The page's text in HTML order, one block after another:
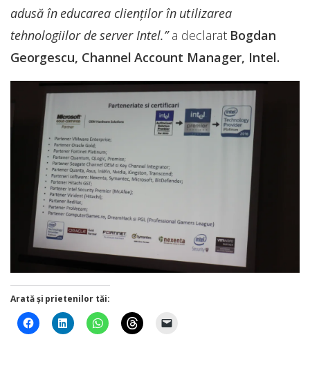
adusă în educarea clienților în utilizarea
tehnologiilor de server Intel.”a declarat Bogdan
Georgescu, Channel Account Manager, Intel.
Arată și prietenilor tăi: